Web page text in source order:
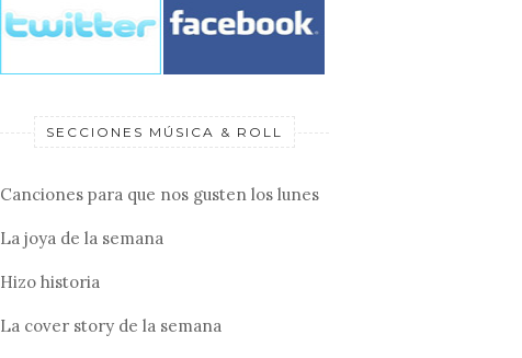
SECCIONES MÚSICA & ROLL
Canciones para que nos gusten los lunes
La joya de la semana
Hizo historia
La cover story de la semana